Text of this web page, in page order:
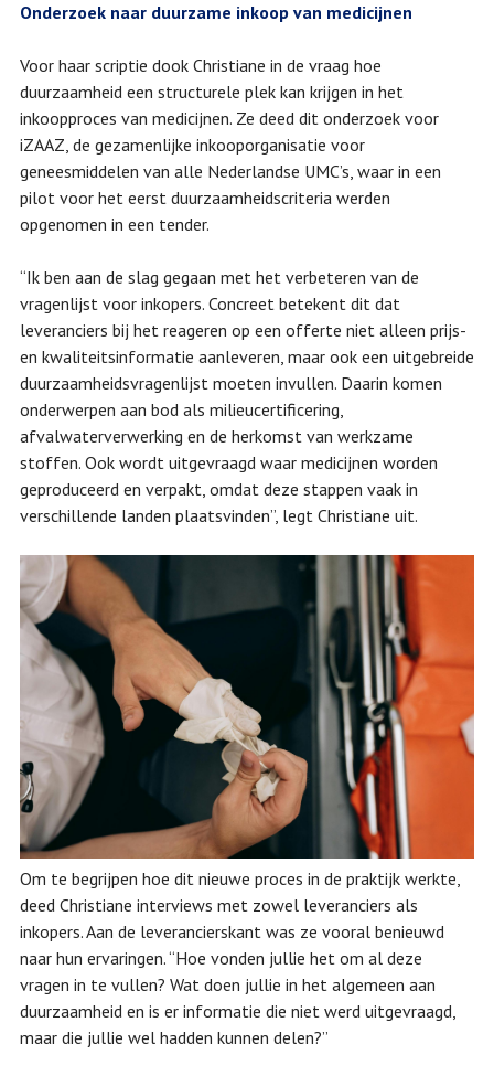
Onderzoek naar duurzame inkoop van medicijnen
Voor haar scriptie dook Christiane in de vraag hoe
duurzaamheid een structurele plek kan krijgen in het
inkoopproces van medicijnen. Ze deed dit onderzoek voor
iZAAZ, de gezamenlijke inkooporganisatie voor
geneesmiddelen van alle Nederlandse UMC’s, waar in een
pilot voor het eerst duurzaamheidscriteria werden
opgenomen in een tender.
“Ik ben aan de slag gegaan met het verbeteren van de
vragenlijst voor inkopers. Concreet betekent dit dat
leveranciers bij het reageren op een offerte niet alleen prijs-
en kwaliteitsinformatie aanleveren, maar ook een uitgebreide
duurzaamheidsvragenlijst moeten invullen. Daarin komen
onderwerpen aan bod als milieucertificering,
afvalwaterverwerking en de herkomst van werkzame
stoffen. Ook wordt uitgevraagd waar medicijnen worden
geproduceerd en verpakt, omdat deze stappen vaak in
verschillende landen plaatsvinden”, legt Christiane uit.
Om te begrijpen hoe dit nieuwe proces in de praktijk werkte,
deed Christiane interviews met zowel leveranciers als
inkopers. Aan de leverancierskant was ze vooral benieuwd
naar hun ervaringen. “Hoe vonden jullie het om al deze
vragen in te vullen? Wat doen jullie in het algemeen aan
duurzaamheid en is er informatie die niet werd uitgevraagd,
maar die jullie wel hadden kunnen delen?”